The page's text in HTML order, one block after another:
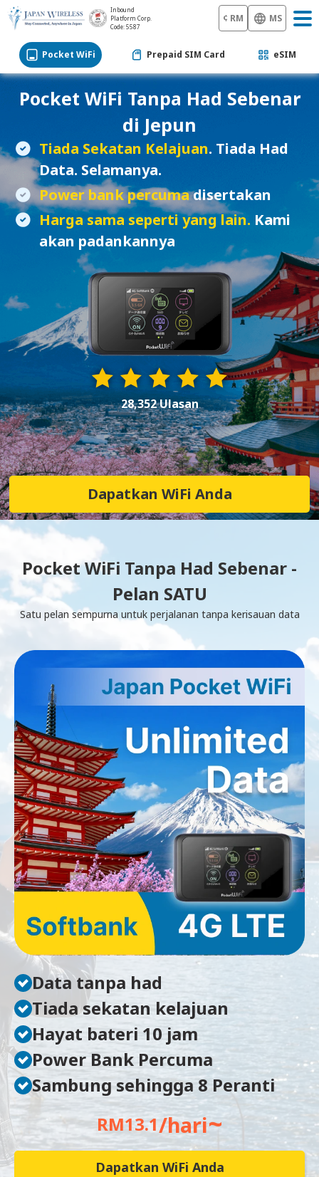
Inbound
Platform Corp.
Code: 5587
¢ RM MS
Pocket WiFi Prepaid SIM Card eSIM
Pocket WiFi Tanpa Had Sebenar
di Jepun
Tiada Sekatan Kelajuan. Tiada Had
Data. Selamanya.
Power bank percumadisertakan
Harga sama seperti yang lain. Kami
akan padankannya
28,352 Ulasan
Dapatkan WiFi Anda
Pocket WiFi Tanpa Had Sebenar -
Pelan SATU
Satu pelan sempurna untuk perjalanan tanpa kerisauan data
Data tanpa had
Tiada sekatan kelajuan
Hayat bateri 10 jam
Power Bank Percuma
Sambung sehingga 8 Peranti
RM13.1/hari~
Dapatkan WiFi Anda